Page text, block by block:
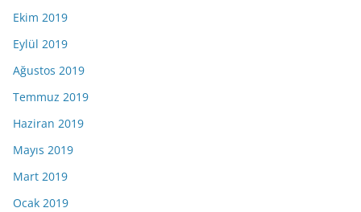
Ekim 2019
Eylül 2019
Ağustos 2019
Temmuz 2019
Haziran 2019
Mayıs 2019
Mart 2019
Ocak 2019